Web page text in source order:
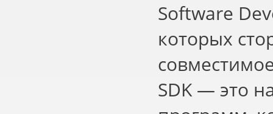
Software
которых
SDK — это